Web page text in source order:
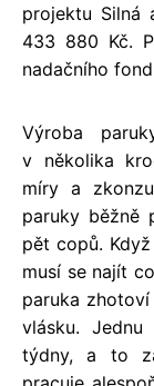
projektu Silná
433 880 Kč.
nadačního
Výroba
v několika
míry a
paruky běžně
pět copů.
musí se najít
paruka
vlásku.
týdny, a to